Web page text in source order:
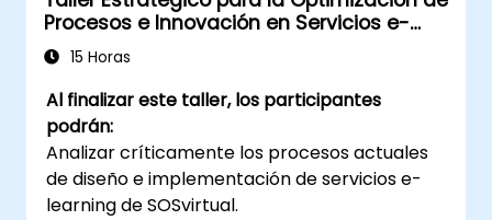
Procesos e Innovación en Servicios e-
Learning de SOSvirtual
15 Horas
Al finalizar este taller, los participantes
podrán:
Analizar críticamente los procesos actuales
de diseño e implementación de servicios e-
learning de SOSvirtual.